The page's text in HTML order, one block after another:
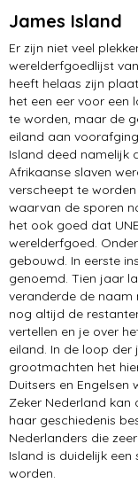
James Island
Er zijn niet veel
werelderfgoedlijst
heeft helaas zijn
het een eer voor een
te worden, maar de
eiland aan
Island deed namelijk
Afrikaanse slaven
verscheept te
waarvan de sporen
het ook goed dat
werelderfgoed.
gebouwd. In eerste
genoemd. Tien jaar
veranderde de naam
nog altijd de
vertellen en je over
eiland. In de loop der
grootmachten het
Duitsers en
Zeker Nederland kan
haar geschiedenis
Nederlanders die
Island is duidelijk
worden.